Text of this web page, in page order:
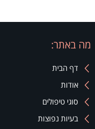
מה באתר:
דף הבית
אודות
סוגי טיפולים
בעיות נפוצות